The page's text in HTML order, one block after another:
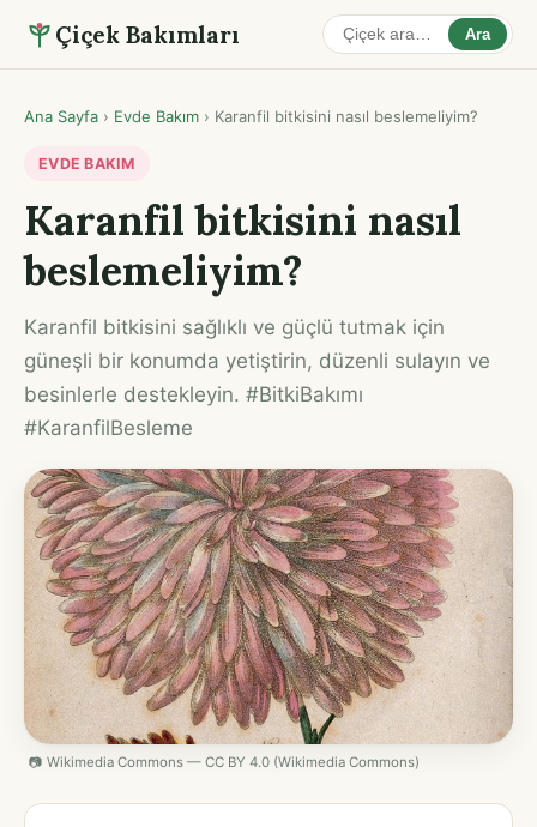
Çiçek Bakımları Ara
Ana Sayfa › Evde Bakım › Karanfil bitkisini nasıl beslemeliyim?
EVDE BAKIM
Karanfil bitkisini nasıl
beslemeliyim?
Karanfil bitkisini sağlıklı ve güçlü tutmak için
güneşli bir konumda yetiştirin, düzenli sulayın ve
besinlerle destekleyin. #BitkiBakımı
#KaranfilBesleme
📷 Wikimedia Commons — CC BY 4.0 (Wikimedia Commons)